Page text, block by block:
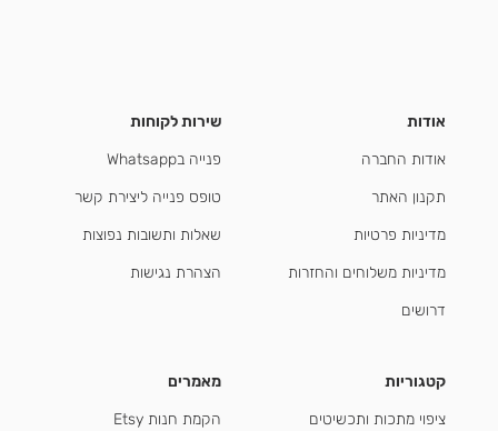
אודות
אודות החברה
תקנון האתר
מדיניות פרטיות
מדיניות משלוחים והחזרות
דרושים
שירות לקוחות
פנייה בWhatsapp
טופס פנייה ליצירת קשר
שאלות ותשובות נפוצות
הצהרת נגישות
קטגוריות
ציפוי מתכות ותכשיטים
מאמרים
הקמת חנות Etsy